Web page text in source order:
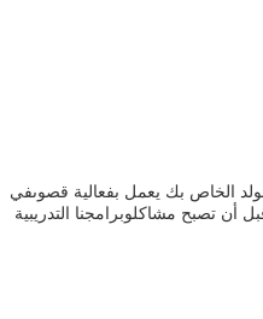
الخاص بك يعمل بفعالية قصوىفي
تصبح مشاكلوبرامجنا التدريبية